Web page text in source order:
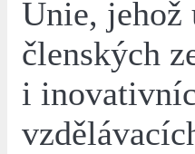
Unie, jehož
členských
i